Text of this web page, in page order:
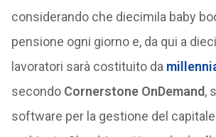
considerando che diecimila baby
pensione ogni giorno e, da qui a
lavoratori sarà costituito da
secondo Cornerstone OnDemand,
software per la gestione del